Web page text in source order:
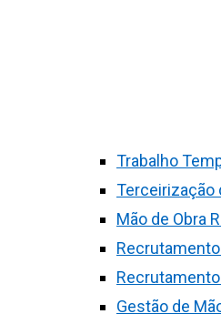
Trabalho
Terceirização
Mão de Obra
Gestão de